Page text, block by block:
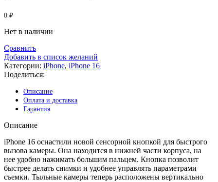
0 ₽
Нет в наличии
Сравнить
Добавить в список желаний
Категории: iPhone, iPhone 16
Поделиться:
Описание
Оплата и доставка
Гарантия
Описание
iPhone 16 оснастили новой сенсорной кнопкой для быстрого
вызова камеры. Она находится в нижней части корпуса, на
нее удобно нажимать большим пальцем. Кнопка позволит
быстрее делать снимки и удобнее управлять параметрами
съемки. Тыльные камеры теперь расположены вертикально